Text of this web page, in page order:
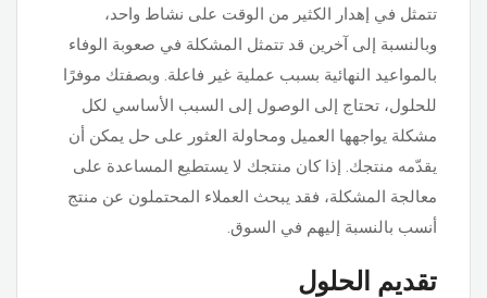
تتمثل في إهدار الكثير من الوقت على نشاط واحد،
وبالنسبة إلى آخرين قد تتمثل المشكلة في صعوبة الوفاء
بالمواعيد النهائية بسبب عملية غير فاعلة. وبصفتك موفرًا
للحلول، تحتاج إلى الوصول إلى السبب الأساسي لكل
مشكلة يواجهها العميل ومحاولة العثور على حل يمكن أن
يقدّمه منتجك. إذا كان منتجك لا يستطيع المساعدة على
معالجة المشكلة، فقد يبحث العملاء المحتملون عن منتج
أنسب بالنسبة إليهم في السوق.
تقديم الحلول